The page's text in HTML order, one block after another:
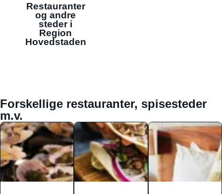
Restauranter
og andre
steder i
Region
Hovedstaden
Forskellige restauranter, spisesteder
m.v.